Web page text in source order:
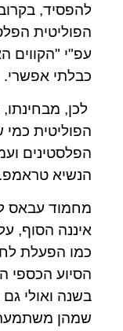
להפסיד,
הפוליטית
עפ"י "הקווים
כבלתי אפשרי.
לכן,
הפוליטית
הפלסטינים
הנשיא טראמפ.
מחמוד עבאס
איננה הסוף,
כמו הפעלת
בשנה ואולי
שמהן